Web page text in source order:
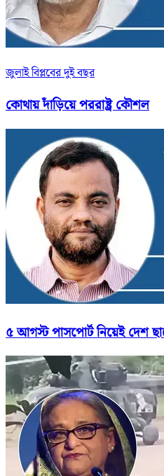
জুলাই বিপ্লবের দুই বছর
কোথায় দাঁড়িয়ে পররাষ্ট্র কৌশল
৫ আগস্ট পাসপোর্ট নিয়েই দেশ